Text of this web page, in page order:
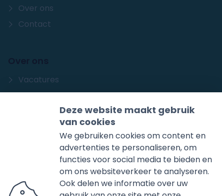
Over ons
Contact
Vacatures
Sanidrõme
Huisman Installatieprofessionals
Produksjewei 1
8501 XD
Joure
Deze website maakt gebruik
van cookies
We gebruiken cookies om content en
advertenties te personaliseren, om
functies voor social media te bieden en
om ons websiteverkeer te analyseren.
Ook delen we informatie over uw